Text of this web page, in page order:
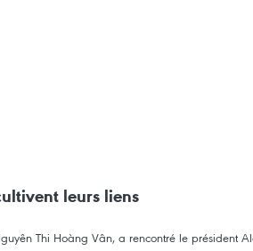
leurs liens
Thi Hoàng Vân, a rencontré le président